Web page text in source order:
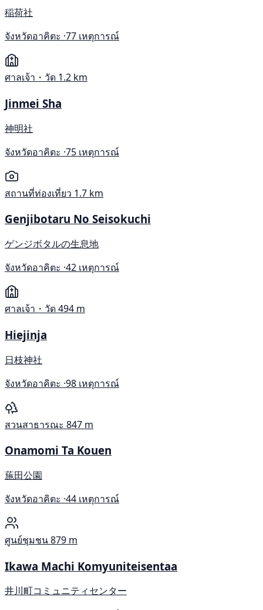
稲荷社
จังหวัดอาคิตะ ·77 เหตุการณ์
ศาลเจ้า・วัด 1.2 km
Jinmei Sha
神明社
จังหวัดอาคิตะ ·75 เหตุการณ์
สถานที่ท่องเที่ยว 1.7 km
Genjibotaru No Seisokuchi
ゲンジボタルの生息地
จังหวัดอาคิตะ ·42 เหตุการณ์
ศาลเจ้า・วัด494 m
Hiejinja
日枝神社
จังหวัดอาคิตะ ·98 เหตุการณ์
สวนสาธารณะ 847 m
Onamomi Ta Kouen
葹田公園
จังหวัดอาคิตะ ·44 เหตุการณ์
ศูนย์ชุมชน879 m
Ikawa Machi Komyuniteisentaa
井川町コミュニティセンター